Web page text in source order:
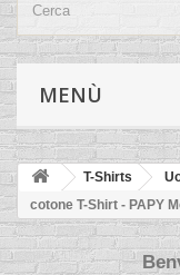
MENÙ
T-Shirts
cotone T-Shirt - PAPY